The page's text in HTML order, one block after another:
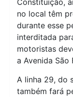
Constituição,
no local têm
durante esse
interditada
motoristas
a Avenida São
A linha 29, do
também fará